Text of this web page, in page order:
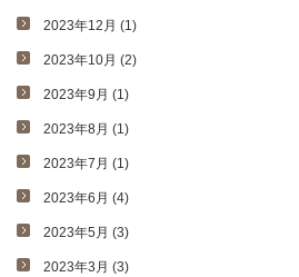
2023年12月 (1)
2023年10月 (2)
2023年9月 (1)
2023年8月 (1)
2023年7月 (1)
2023年6月 (4)
2023年5月 (3)
2023年3月 (3)